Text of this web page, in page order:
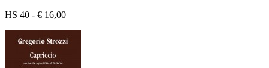
HS 40 - € 16,00